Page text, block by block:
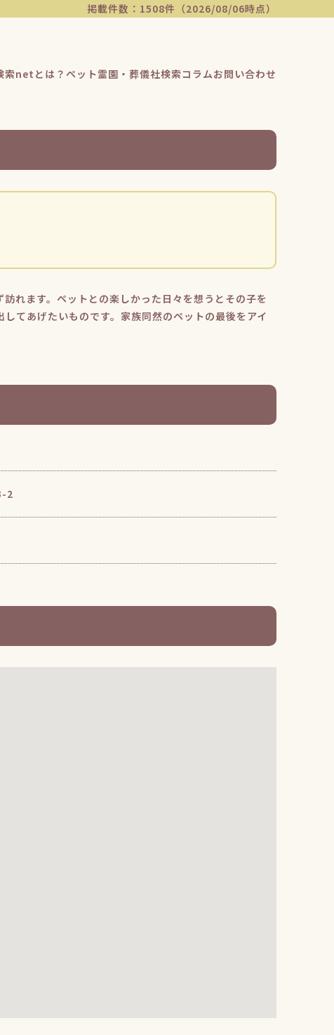
掲載件数：1508件（2026/08/06時点）
索netとは？ペット霊園・葬儀社検索コラムお問い合わせ
れます。ペットとの楽しかった日々を想うとその子を
てあげたいものです。家族同然のペットの最後をアイ
2